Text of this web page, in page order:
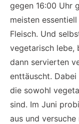
gegen 16:00 Uhr
meisten
Fleisch. Und
vegetarisch lebe,
dann servierten
enttäuscht.
die sowohl
sind. Im Juni
aus und